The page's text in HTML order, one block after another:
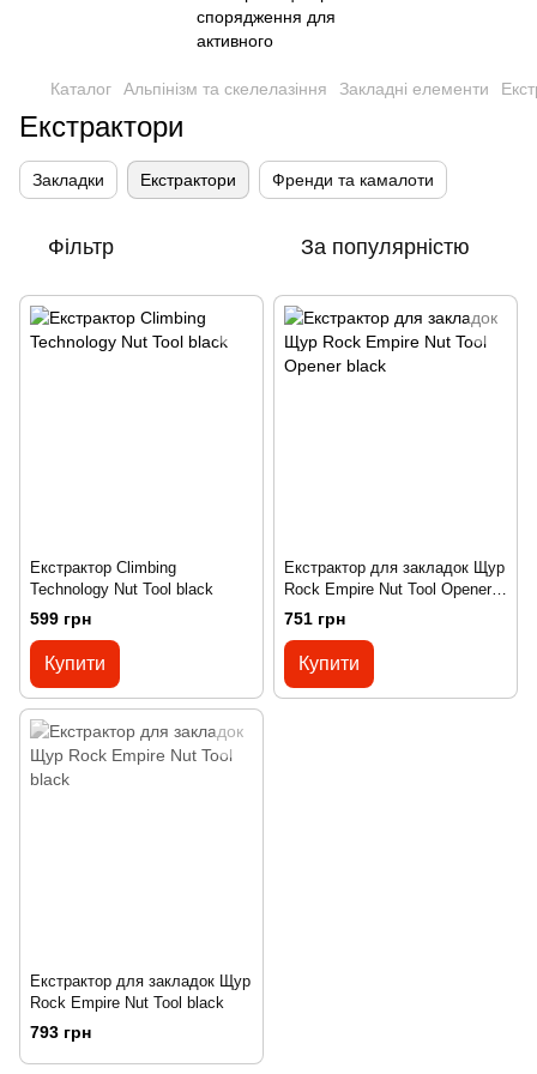
Каталог Альпінізм та скелелазіння Закладні елементи
Екстрактори
Закладки Екстрактори Френди та камалоти
Фільтр За популярністю
Екстрактор Climbing
Technology Nut Tool black
599 грн
Купити
Екстрактор для закладок Щур
Rock Empire Nut Tool Opener
black
751 грн
Купити
Екстрактор для закладок Щур
Rock Empire Nut Tool black
793 грн